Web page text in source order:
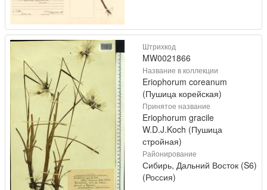
Штрихкод
MW0021866
Название в коллекции
Eriophorum coreanum
(Пушица корейская)
Принятое название
Eriophorum gracile
W.D.J.Koch (Пушица
стройная)
Районирование
Сибирь, Дальний Восток (S6)
(Россия)